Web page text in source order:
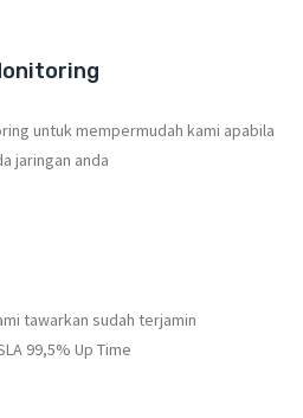
untuk mempermudah kami apabila
jaringan anda
tawarkan sudah terjamin
99,5% Up Time